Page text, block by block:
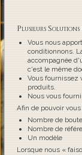
Plusieurs
Vous nous
conditionnons.
accompagnée
c'est le même
Vous fournissez
produits.
Nous vous
Afin de pouvoir
Nombre de
Nombre de
Un modèle
Lorsque nous «